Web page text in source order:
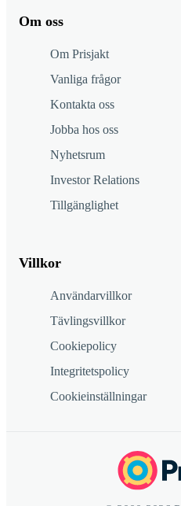
Om oss
Om Prisjakt
Vanliga frågor
Kontakta oss
Jobba hos oss
Nyhetsrum
Investor Relations
Tillgänglighet
Villkor
Användarvillkor
Tävlingsvillkor
Cookiepolicy
Integritetspolicy
Cookieinställningar